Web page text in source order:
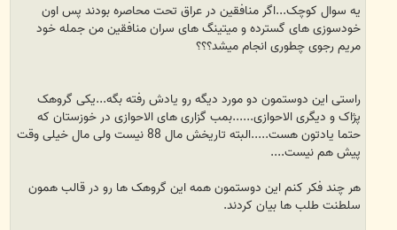
یه سوال کوچک...اگر منافقین در عراق تحت محاصره بودند پس اون
خودسوزی های گسترده و میتینگ های سران منافقین من جمله خود
مریم رجوی چطوری انجام میشد؟؟؟
راستی این دوستمون دو مورد دیگه رو یادش رفته بگه...یکی گروهک
پژاک و دیگری الاحوازی......بمب گزاری های الاحوازی در خوزستان که
حتما یادتون هست.....البته تاریخش مال 88 نیست ولی مال خیلی وقت
پیش هم نیست....
هر چند فکر کنم این دوستمون همه این گروهک ها رو در قالب همون
سلطنت طلب ها بیان کردند.